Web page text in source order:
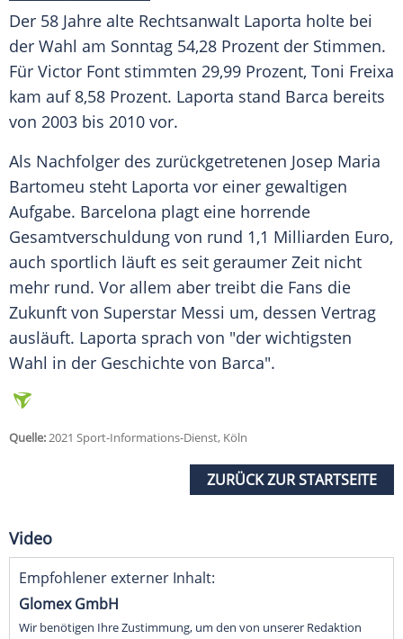
Der 58 Jahre alte Rechtsanwalt Laporta holte bei
der Wahl am Sonntag 54,28 Prozent der Stimmen.
Für Victor Font stimmten 29,99 Prozent, Toni Freixa
kam auf 8,58 Prozent. Laporta stand Barca bereits
von 2003 bis 2010 vor.
Als Nachfolger des zurückgetretenen Josep Maria
Bartomeu steht Laporta vor einer gewaltigen
Aufgabe. Barcelona plagt eine horrende
Gesamtverschuldung von rund 1,1 Milliarden Euro,
auch sportlich läuft es seit geraumer Zeit nicht
mehr rund. Vor allem aber treibt die Fans die
Zukunft von Superstar Messi um, dessen Vertrag
ausläuft. Laporta sprach von "der wichtigsten
Wahl in der Geschichte von Barca".
Quelle:2021 Sport-Informations-Dienst, Köln
ZURÜCK ZUR STARTSEITE
Video
Empfohlener externer Inhalt:
Glomex GmbH
Wir benötigen Ihre Zustimmung, um den von unserer Redaktion